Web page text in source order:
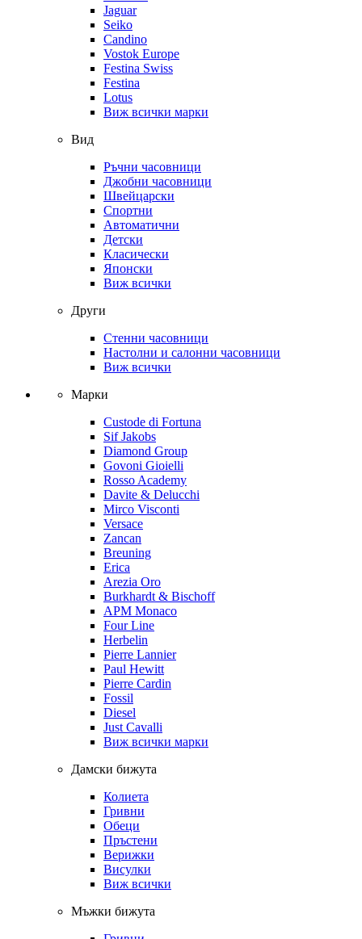
Jaguar
Seiko
Candino
Vostok Europe
Festina Swiss
Festina
Lotus
Виж всички марки
Вид
Ръчни часовници
Джобни часовници
Швейцарски
Спортни
Автоматични
Детски
Класически
Японски
Виж всички
Други
Стенни часовници
Настолни и салонни часовници
Виж всички
Марки
Custode di Fortuna
Sif Jakobs
Diamond Group
Govoni Gioielli
Rosso Academy
Davite & Delucchi
Mirco Visconti
Versace
Zancan
Breuning
Erica
Arezia Oro
Burkhardt & Bischoff
APM Monaco
Four Line
Herbelin
Pierre Lannier
Paul Hewitt
Pierre Cardin
Fossil
Diesel
Just Cavalli
Виж всички марки
Дамски бижута
Колиета
Гривни
Обеци
Пръстени
Верижки
Висулки
Виж всички
Мъжки бижута